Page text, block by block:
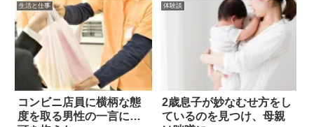
生活と仕事
コンビニ店員に横柄な態
度を取る男性の一言に…
体験談
2歳息子が妙なむせ方をし
ているのを見つけ、母親